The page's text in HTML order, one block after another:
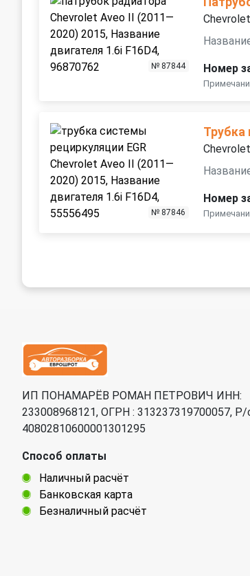
№ 87844 Номер
№ 87846
Трубка
Номер
ИП ПОНАМАРЁВ РОМАН ПЕТРОВИЧ ИНН:
233008968121, ОГРН : 313237319700057, Р/
40802810600001301295
Способ оплаты
Наличный расчёт
Банковская карта
Безналичный расчёт